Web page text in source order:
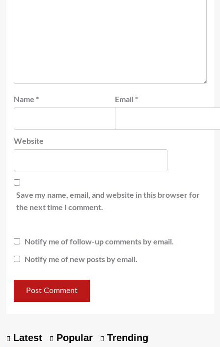
Name * Email *
Website
Save my name, email, and website in this browser for
the next time I comment.
Notify me of follow-up comments by email.
Notify me of new posts by email.
Latest Popular Trending